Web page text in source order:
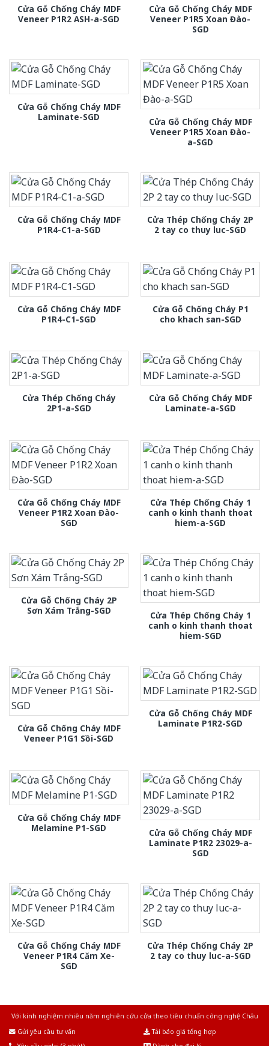
Cửa Gỗ Chống Cháy MDF
Veneer P1R2 ASH-a-SGD
Cửa Gỗ Chống Cháy MDF
Veneer P1R5 Xoan Đào-
SGD
Cửa Gỗ Chống Cháy MDF
Laminate-SGD
Cửa Gỗ Chống Cháy MDF
Veneer P1R5 Xoan Đào-
a-SGD
Cửa Gỗ Chống Cháy MDF
P1R4-C1-a-SGD
Cửa Thép Chống Cháy 2P
2 tay co thuy luc-SGD
Cửa Gỗ Chống Cháy MDF
P1R4-C1-SGD
Cửa Gỗ Chống Cháy P1
cho khach san-SGD
Cửa Thép Chống Cháy
2P1-a-SGD
Cửa Gỗ Chống Cháy MDF
Laminate-a-SGD
Cửa Gỗ Chống Cháy MDF
Veneer P1R2 Xoan Đào-
SGD
Cửa Thép Chống Cháy 1
canh o kinh thanh thoat
hiem-a-SGD
Cửa Gỗ Chống Cháy 2P
Sơn Xám Trắng-SGD
Cửa Thép Chống Cháy 1
canh o kinh thanh thoat
hiem-SGD
Cửa Gỗ Chống Cháy MDF
Veneer P1G1 Sồi-SGD
Cửa Gỗ Chống Cháy MDF
Laminate P1R2-SGD
Cửa Gỗ Chống Cháy MDF
Melamine P1-SGD
Cửa Gỗ Chống Cháy MDF
Laminate P1R2 23029-a-
SGD
Cửa Gỗ Chống Cháy MDF
Veneer P1R4 Căm Xe-
SGD
Cửa Thép Chống Cháy 2P
2 tay co thuy luc-a-SGD
Với kinh nghiệm nhiêu năm nghiên cứu cửa theo tiêu chuẩn công nghệ Châu
Gửi yêu cầu tư vấn
Tải báo giá tổng hợp